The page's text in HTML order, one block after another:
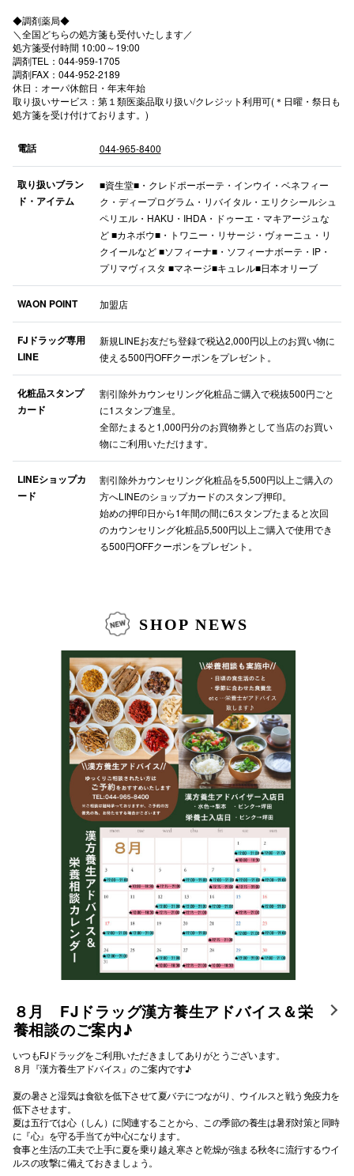
◆調剤薬局◆
＼全国どちらの処方箋も受付いたします／
処方箋受付時間 10:00～19:00
調剤TEL：044-959-1705
調剤FAX：044-952-2189
休日：オーパ休館日・年末年始
取り扱いサービス：第１類医薬品取り扱い/クレジット利用可(＊日曜・祭日も
処方箋を受け付けております。)
電話 044-965-8400
取り扱いブラン
ド・アイテム
■資生堂■・クレドポーボーテ・インウイ・ベネフィー
ク・ディープログラム・リバイタル・エリクシールシュ
ペリエル・HAKU・IHDA・ドゥーエ・マキアージュな
ど ■カネボウ■・トワニー・リサージ・ヴォーニュ・リ
クイールなど ■ソフィーナ■・ソフィーナボーテ・IP・
プリマヴィスタ ■マネージ■キュレル■日本オリーブ
WAON POINT 加盟店
FJドラッグ専用
LINE
新規LINEお友だち登録で税込2,000円以上のお買い物に
使える500円OFFクーポンをプレゼント。
化粧品スタンプ
カード
割引除外カウンセリング化粧品ご購入で税抜500円ごと
に1スタンプ進呈。
全部たまると1,000円分のお買物券として当店のお買い
物にご利用いただけます。
LINEショップカ
ード
割引除外カウンセリング化粧品を5,500円以上ご購入の
方へLINEのショップカードのスタンプ押印。
始めの押印日から1年間の間に6スタンプたまると次回
のカウンセリング化粧品5,500円以上ご購入で使用でき
る500円OFFクーポンをプレゼント。
SHOP NEWS
８月 FJドラッグ漢方養生アドバイス＆栄
養相談のご案内♪
いつもFJドラッグをご利用いただきましてありがとうございます。
８月『漢方養生アドバイス』のご案内です♪
夏の暑さと湿気は食欲を低下させて夏バテにつながり、ウイルスと戦う免疫力を
低下させます。
夏は五行では心（しん）に関連することから、この季節の養生は暑邪対策と同時
に『心』を守る手当てが中心になります。
食事と生活の工夫で上手に夏を乗り越え寒さと乾燥が強まる秋冬に流行するウイ
ルスの攻撃に備えておきましょう。
仙台フォ